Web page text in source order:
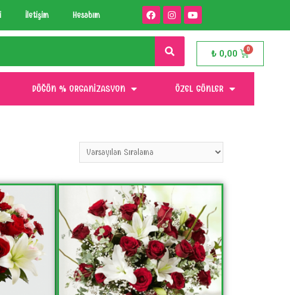
İletişim Hesabım
₺0,00
DÜĞÜN % ORGANIZASYON ÖZEL GÜNLER